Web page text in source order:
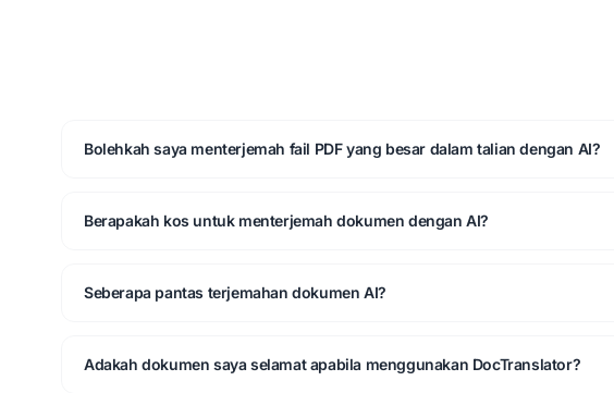
Bolehkah saya menterjemah fail PDF yang besar dalam talian dengan AI?
Berapakah kos untuk menterjemah dokumen dengan AI?
Seberapa pantas terjemahan dokumen AI?
Adakah dokumen saya selamat apabila menggunakan DocTranslator?